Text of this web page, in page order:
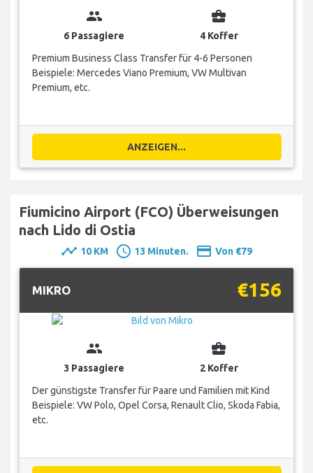
group
6 Passagiere
business_center
4 Koffer
Premium Business Class Transfer für 4-6 Personen
Beispiele: Mercedes Viano Premium, VW Multivan
Premium, etc.
ANZEIGEN...
Fiumicino Airport (FCO) Überweisungen
nach Lido di Ostia
timeline 10 KM schedule 13 Minuten. payment Von €79
MIKRO €156
group
3 Passagiere
business_center
2 Koffer
Der günstigste Transfer für Paare und Familien mit Kind
Beispiele: VW Polo, Opel Corsa, Renault Clio, Skoda Fabia,
etc.